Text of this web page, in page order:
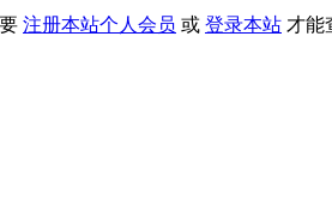
注册本站个人会员 或 登录本站 才能